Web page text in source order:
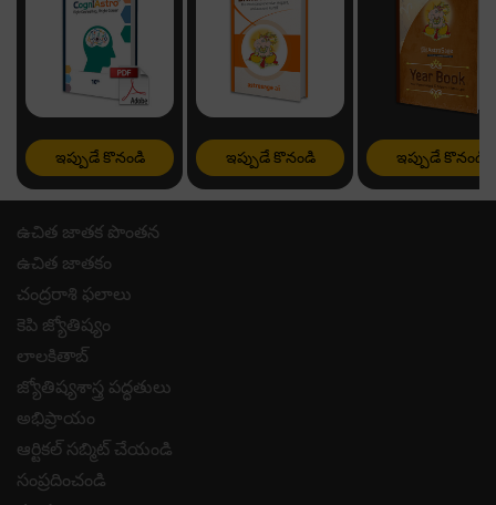
ఇప్పుడే కొనండి ఇప్పుడే కొనండి ఇప్పుడే కొనండి
ఉచిత జాతక పొంతన
ఉచిత జాతకం
చంద్రరాశి ఫలాలు
కెపి జ్యోతిష్యం
లాలకితాబ్
జ్యోతిష్యశాస్త్ర పద్ధతులు
అభిప్రాయం
ఆర్టికల్ సబ్మిట్ చేయండి
సంప్రదించండి